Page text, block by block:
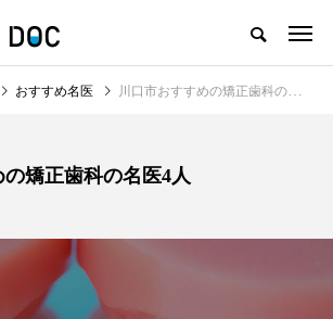
マウスピース矯正
マウスピース矯正
おすすめ名医 川口市おすすめの矯正歯科の名医4人
矯正歯科の名医4人